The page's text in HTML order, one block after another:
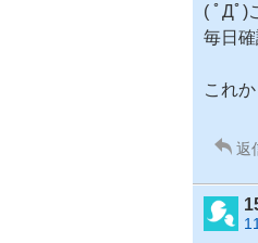
( ﾟДﾟ)
毎日
これ
返